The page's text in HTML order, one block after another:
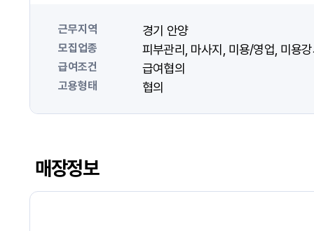
근무지역 경기 안양
모집업종 피부관리 마사지 미용/영업 미용
급여조건 급여협의
고용형태 협의
매장정보